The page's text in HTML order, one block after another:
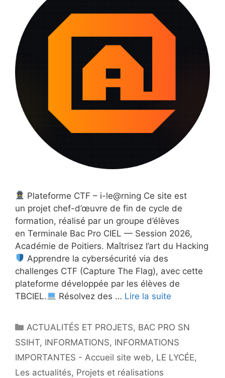
Plateforme CTF – i-le@rning Ce site est
un projet chef-d’œuvre de fin de cycle de
formation, réalisé par un groupe d’élèves
en Terminale Bac Pro CIEL — Session 2026,
Académie de Poitiers. Maîtrisez l’art du Hacking
Apprendre la cybersécurité via des
challenges CTF (Capture The Flag), avec cette
plateforme développée par les élèves de
TBCIEL.
Résolvez des … Lire la suite
Catégories
ACTUALITÉS ET PROJETS, BAC PRO SN
SSIHT, INFORMATIONS, INFORMATIONS
IMPORTANTES - Accueil site web, LE LYCÉE,
Les actualités, Projets et réalisations